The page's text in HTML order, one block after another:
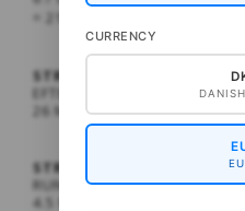
= 210 m
STRIKKEFASTHED:
EFTER VASK OG BLOKNING:
26 M X 40 P = 10 X 10 CM I
STRIKKEPINDE:
RUNDPINDE:
4.5 MM 40 CM, OG 80 ELLER
CURRENCY